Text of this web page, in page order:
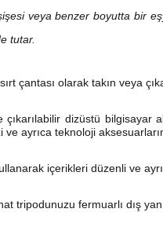
veya benzer boyutta bir
tutar.
çantası olarak takın veya
dizüstü bilgisayar
ve ayrıca teknoloji
içerikleri düzenli ve
tripodunuzu fermuarlı dış